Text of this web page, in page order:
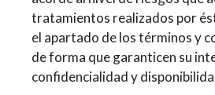
tratamientos realizados por
el apartado de los términos y
de forma que garanticen su
confidencialidad y